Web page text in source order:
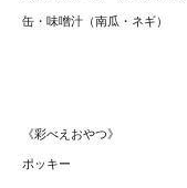
缶・味噌汁（南瓜・ネギ）
《彩べえおやつ》
ポッキー